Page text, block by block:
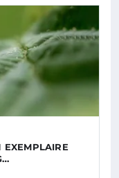
EXEMPLAIRE